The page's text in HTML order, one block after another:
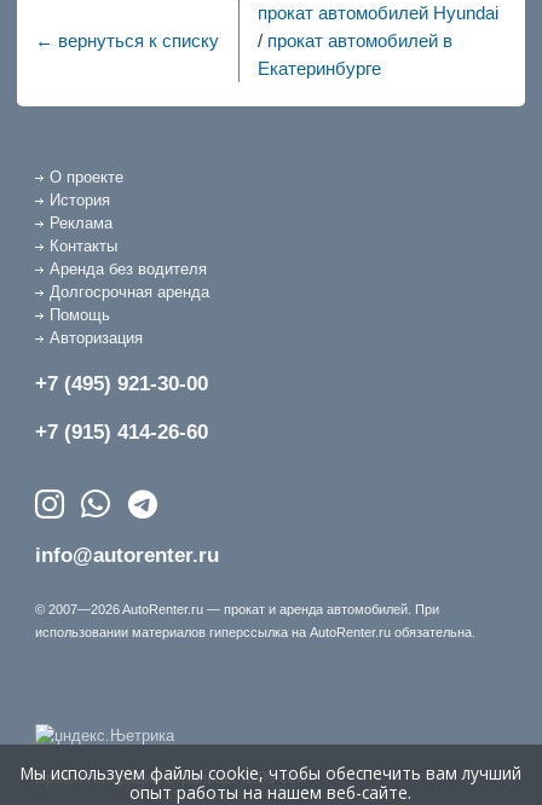
← вернуться к списку
прокат автомобилей Hyundai
/ прокат автомобилей в
Екатеринбурге
О проекте
История
Реклама
Контакты
Аренда без водителя
Долгосрочная аренда
Помощь
Авторизация
+7 (495) 921-30-00
+7 (915) 414-26-60
info@autorenter.ru
© 2007—2026 AutoRenter.ru — прокат и аренда автомобилей. При
использовании материалов гиперссылка на AutoRenter.ru обязательна.
Время генерации страницы: 1.09 сек.
Мы используем файлы cookie, чтобы обеспечить вам лучший
опыт работы на нашем веб-сайте.